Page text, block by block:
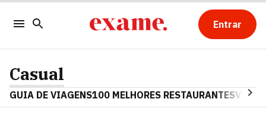
Entrar
Casual
GUIA DE VIAGENS100 MELHORES RESTAURANTES